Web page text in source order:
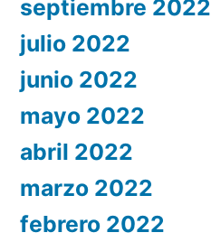
septiembre 2022
julio 2022
junio 2022
mayo 2022
abril 2022
marzo 2022
febrero 2022